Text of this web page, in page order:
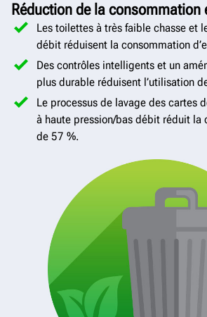
Réduction de la consommation
Les toilettes à très faible chasse et
débit réduisent la consommation
Des contrôles intelligents et un
plus durable réduisent l’utilisation
Le processus de lavage des cartes
à haute pression/bas débit réduit la
de 57 %.